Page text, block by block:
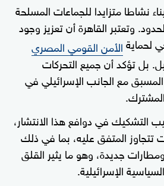
نشاطا متزايدا للجماعات المسلحة
وتعتبر القاهرة أن تعزيز وجود
لحمايةالأمن القومي المصري
بل تؤكد أن جميع التحركات
مع الجانب الإسرائيلي في
التشكيك في دوافع هذا الانتشار،
تتجاوز المتفق عليه، بما في ذلك
جديدة، وهو ما يثير القلق
الإسرائيلية.